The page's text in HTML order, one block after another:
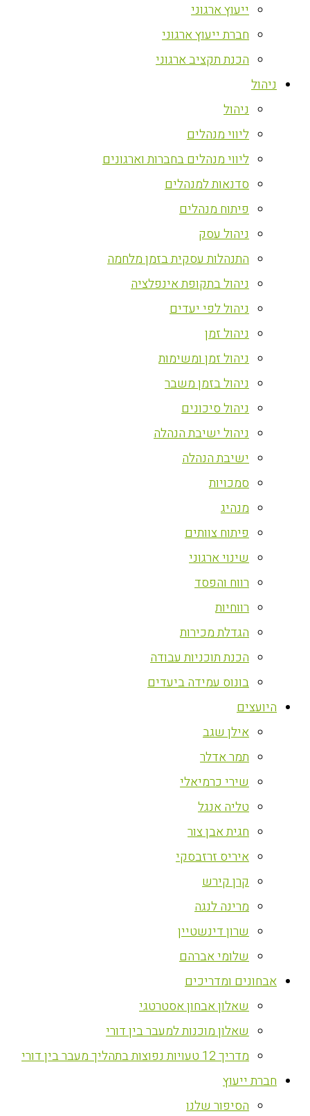
ייעוץ ארגוני
חברת ייעוץ ארגוני
הכנת תקציב ארגוני
ניהול
ניהול
ליווי מנהלים
ליווי מנהלים בחברות וארגונים
סדנאות למנהלים
פיתוח מנהלים
ניהול עסק
התנהלות עסקית בזמן מלחמה
ניהול בתקופת אינפלציה
ניהול לפי יעדים
ניהול זמן
ניהול זמן ומשימות
ניהול בזמן משבר
ניהול סיכונים
ניהול ישיבת הנהלה
ישיבת הנהלה
סמכויות
מנהיג
פיתוח צוותים
שינוי ארגוני
רווח והפסד
רווחיות
הגדלת מכירות
הכנת תוכניות עבודה
בונוס עמידה ביעדים
היועצים
אילן שגב
תמר אדלר
שירי כרמיאלי
טליה אנגל
חגית אבן צור
איריס זרזבסקי
קרן קירש
מרינה לנגה
שרון דינשטיין
שלומי אברהם
אבחונים ומדריכים
שאלון אבחון אסטרטגי
שאלון מוכנות למעבר בין דורי
מדריך 12 טעויות נפוצות בתהליך מעבר בין דורי
חברת ייעוץ
הסיפור שלנו